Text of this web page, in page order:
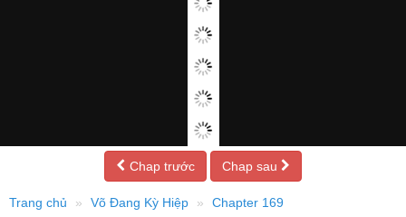
Chap trước Chap sau
Trang chủ Võ Đang Kỳ Hiệp Chapter 169